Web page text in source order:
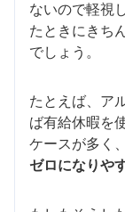
ないので軽視
たときにきち
でしょう。
たとえば、ア
ば有給休暇を
ケースが多く、
ゼロになりや